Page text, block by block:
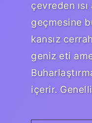
çevreden
geçmesine
kansız
geniz eti
içerir.